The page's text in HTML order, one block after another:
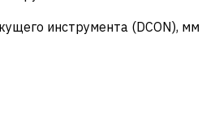
инструмента (DCON), мм